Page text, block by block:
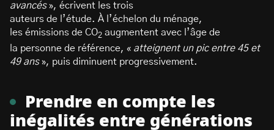
avancés», écrivent les trois
auteurs de l’étude. À l’échelon du ménage,
les émissions de CO2 augmentent avec l’âge de
la personne de référence, « atteignent un pic entre 45 et
49 ans», puis diminuent progressivement.
Prendre en compte les
inégalités entre générations